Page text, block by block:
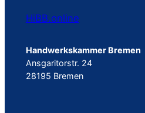
HiBB.online
Handwerkskammer Bremen
Ansgaritorstr. 24
28195 Bremen